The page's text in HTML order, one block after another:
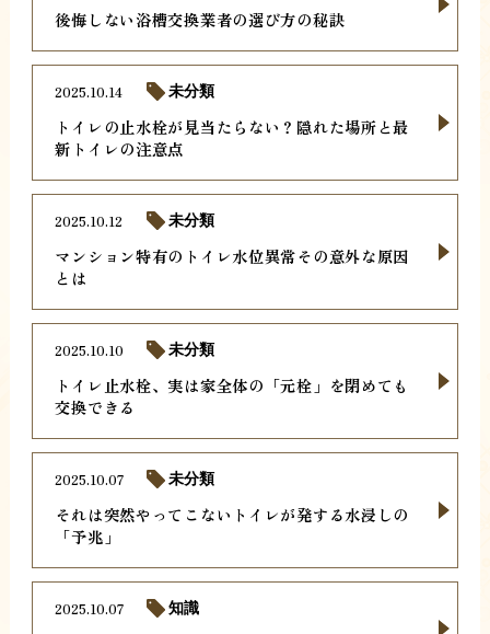
後悔しない浴槽交換業者の選び方の秘訣
トイレの止水栓が見当たらない？隠れた場所と最
新トイレの注意点
2025.10.14 未分類
マンション特有のトイレ水位異常その意外な原因
とは
2025.10.12 未分類
トイレ止水栓、実は家全体の「元栓」を閉めても
交換できる
2025.10.10 未分類
それは突然やってこないトイレが発する水浸しの
「予兆」
2025.10.07 未分類
2025.10.07 知識